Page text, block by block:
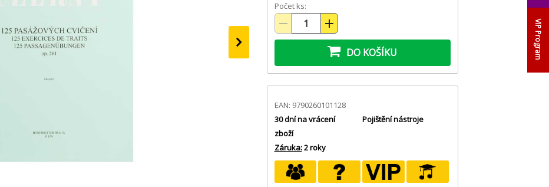
VIP Program
Počet ks:
DO KOŠÍKU
EAN: 9790260101128
30 dní na vrácení
zboží
Záruka:2 roky
Pojištění nástroje